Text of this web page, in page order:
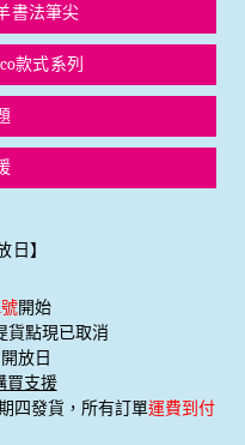
書法筆尖
款式系列
】
開始
貨點現已取消
放日
買支援
四發貨，所有訂單運費到付